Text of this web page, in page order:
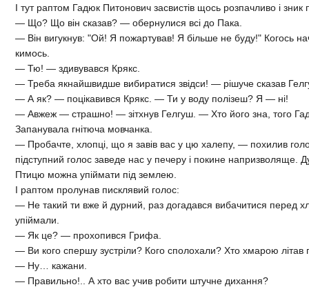
І тут раптом Гадюк Питонович засвистів щось розпачливо і зник
— Що? Що він сказав? — обернулися всі до Пака.
— Він вигукнув: "Ой! Я пожартував! Я більше не буду!" Когось
кимось.
— Тю! — здивувався Крякс.
— Треба якнайшвидше вибиратися звідси! — рішуче сказав
— А як? — поцікавився Крякс. — Ти у воду полізеш? Я — ні!
— Авжеж — страшно! — зітхнув Гелгуш. — Хто його зна, того
Запанувала гнітюча мовчанка.
— Пробачте, хлопці, що я завів вас у цю халепу, — похилив
підступний голос заведе нас у печеру і покине
Птицю можна упіймати під землею.
І раптом пролунав писклявий голос:
— Не такий ти вже й дурний, раз догадався вибачитися
упіймали.
— Як це? — прохопився Грифа.
— Ви кого спершу зустріли? Кого сполохали? Хто хмарою літав
— Ну… кажани.
— Правильно!.. А хто вас учив робити штучне дихання?